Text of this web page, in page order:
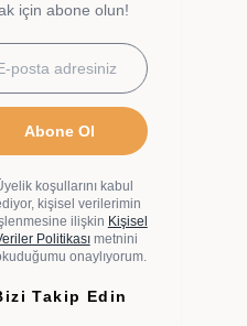
için abone olun!
Abone Ol
koşullarını kabul
kişisel verilerimin
ilişkin Kişisel
Politikasımetnini
onaylıyorum.
Takip Edin